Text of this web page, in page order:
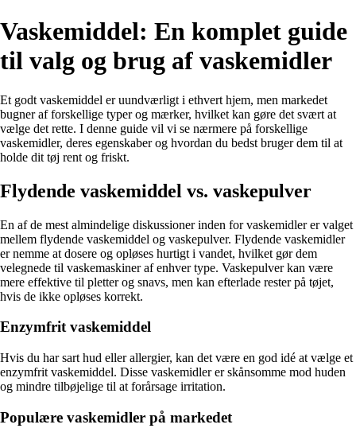
Vaskemiddel: En komplet guide
til valg og brug af vaskemidler
Et godt vaskemiddel er uundværligt i ethvert hjem, men markedet
bugner af forskellige typer og mærker, hvilket kan gøre det svært at
vælge det rette. I denne guide vil vi se nærmere på forskellige
vaskemidler, deres egenskaber og hvordan du bedst bruger dem til at
holde dit tøj rent og friskt.
Flydende vaskemiddel vs. vaskepulver
En af de mest almindelige diskussioner inden for vaskemidler er valget
mellem flydende vaskemiddel og vaskepulver. Flydende vaskemidler
er nemme at dosere og opløses hurtigt i vandet, hvilket gør dem
velegnede til vaskemaskiner af enhver type. Vaskepulver kan være
mere effektive til pletter og snavs, men kan efterlade rester på tøjet,
hvis de ikke opløses korrekt.
Enzymfrit vaskemiddel
Hvis du har sart hud eller allergier, kan det være en god idé at vælge et
enzymfrit vaskemiddel. Disse vaskemidler er skånsomme mod huden
og mindre tilbøjelige til at forårsage irritation.
Populære vaskemidler på markedet